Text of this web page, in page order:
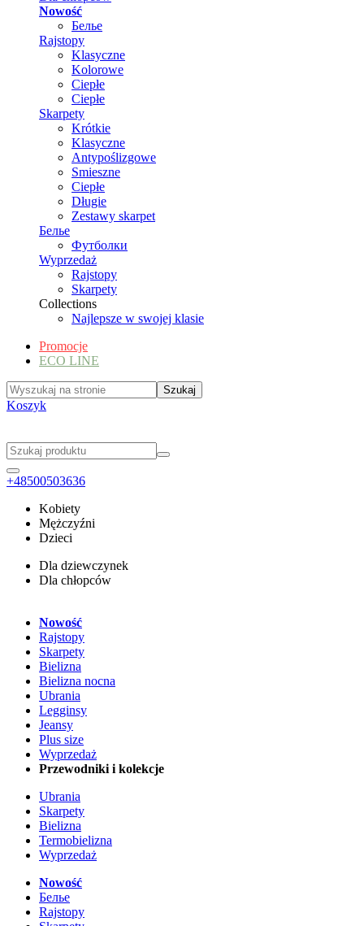
Nowość
Белье
Rajstopy
Klasyczne
Kolorowe
Ciepłe
Ciepłe
Skarpety
Krótkie
Klasyczne
Antypoślizgowe
Smieszne
Ciepłe
Długie
Zestawy skarpet
Белье
Футболки
Wyprzedaż
Rajstopy
Skarpety
Collections
Najlepsze w swojej klasie
Promocje
ECO LINE
Koszyk
+48500503636
Kobiety
Mężczyźni
Dzieci
Dla dziewczynek
Dla chłopców
Nowość
Rajstopy
Skarpety
Bielizna
Bielizna nocna
Ubrania
Legginsy
Jeansy
Plus size
Wyprzedaż
Przewodniki i kolekcje
Ubrania
Skarpety
Bielizna
Termobielizna
Wyprzedaż
Nowość
Белье
Rajstopy